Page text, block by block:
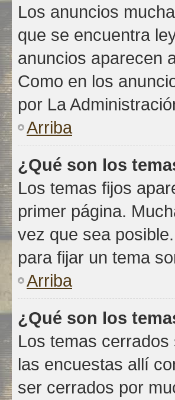
Los anuncios
que se encuentra
anuncios aparecen
Como en los
por La
Arriba
¿Qué son los
Los temas fijos
primer página.
vez que sea
para fijar un tema
Arriba
¿Qué son los
Los temas
las encuestas allí
ser cerrados por